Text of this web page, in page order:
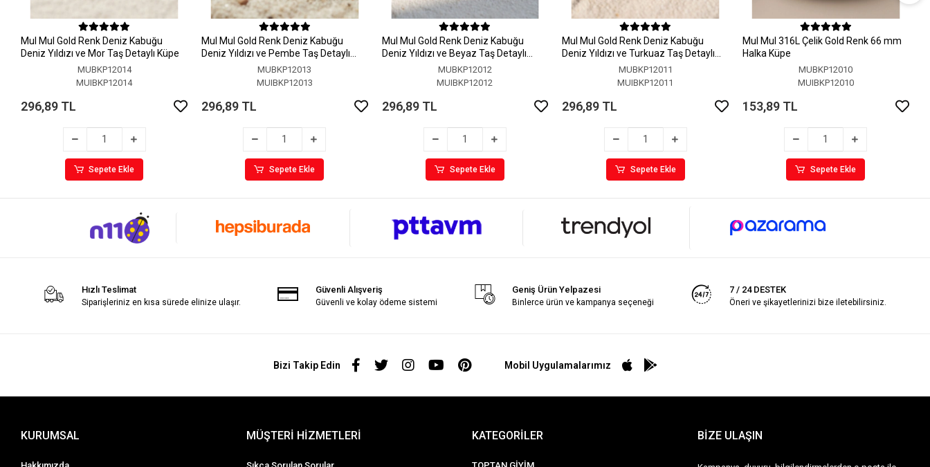
MuI MuI Gold Renk Deniz Kabuğu
Deniz Yıldızı ve Mor Taş Detaylı Küpe
MUBKP12014
MUIBKP12014
296,89 TL
Sepete Ekle
MuI MuI Gold Renk Deniz Kabuğu
Deniz Yıldızı ve Pembe Taş Detaylı
MUBKP12013
MUIBKP12013
296,89 TL
Sepete Ekle
MuI MuI Gold Renk Deniz Kabuğu
Deniz Yıldızı ve Beyaz Taş Detaylı
MUBKP12012
MUIBKP12012
296,89 TL
Sepete Ekle
MuI MuI Gold Renk Deniz Kabuğu
Deniz Yıldızı ve Turkuaz Taş Detaylı
MUBKP12011
MUIBKP12011
296,89 TL
Sepete Ekle
MuI MuI 316L Çelik Gold Renk 66 mm
Halka Küpe
MUBKP12010
MUIBKP12010
153,89 TL
Sepete Ekle
Hızlı Teslimat
Siparişleriniz en kısa sürede elinize ulaşır.
Güvenli Alışveriş
Güvenli ve kolay ödeme sistemi
Geniş Ürün Yelpazesi
Binlerce ürün ve kampanya seçeneği
7 / 24 DESTEK
Öneri ve şikayetlerinizi bize iletebilirsiniz.
Bizi Takip Edin Mobil Uygulamalarımız
KURUMSAL MÜŞTERİ HİZMETLERİ KATEGORİLER BİZE ULAŞIN